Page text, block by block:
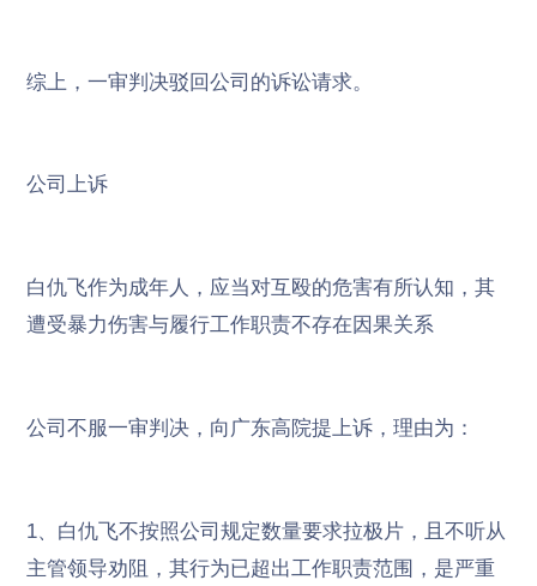
综上，一审判决驳回公司的诉讼请求。
公司上诉
白仇飞作为成年人，应当对互殴的危害有所认知，其
遭受暴力伤害与履行工作职责不存在因果关系
公司不服一审判决，向广东高院提上诉，理由为：
1、白仇飞不按照公司规定数量要求拉极片，且不听从
主管领导劝阻，其行为已超出工作职责范围，是严重